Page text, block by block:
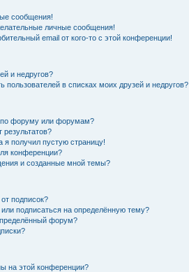
сообщения!
личные сообщения!
email от кого-то с этой конференции!
и недругов?
пользователей в списках моих друзей и недругов?
по форуму или форумам?
я получил пустую страницу!
конференции?
и созданные мной темы?
подписок?
или подписаться на определённую тему?
форум?
на этой конференции?